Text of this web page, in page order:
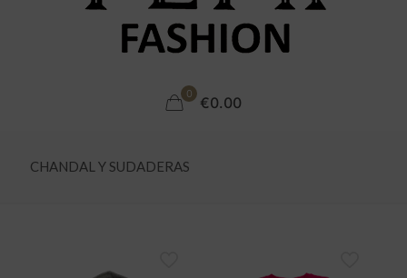
0 €0.00
CHANDAL Y SUDADERAS